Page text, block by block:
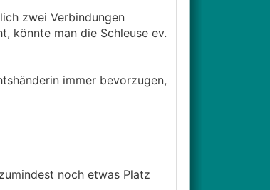
zwei Verbindungen
könnte man die Schleuse ev.
immer bevorzugen,
noch etwas Platz